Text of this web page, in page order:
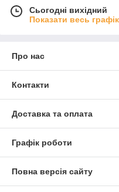
Сьогодні вихідний
Показати весь
Про нас
Контакти
Доставка та оплата
Графік роботи
Повна версія сайту